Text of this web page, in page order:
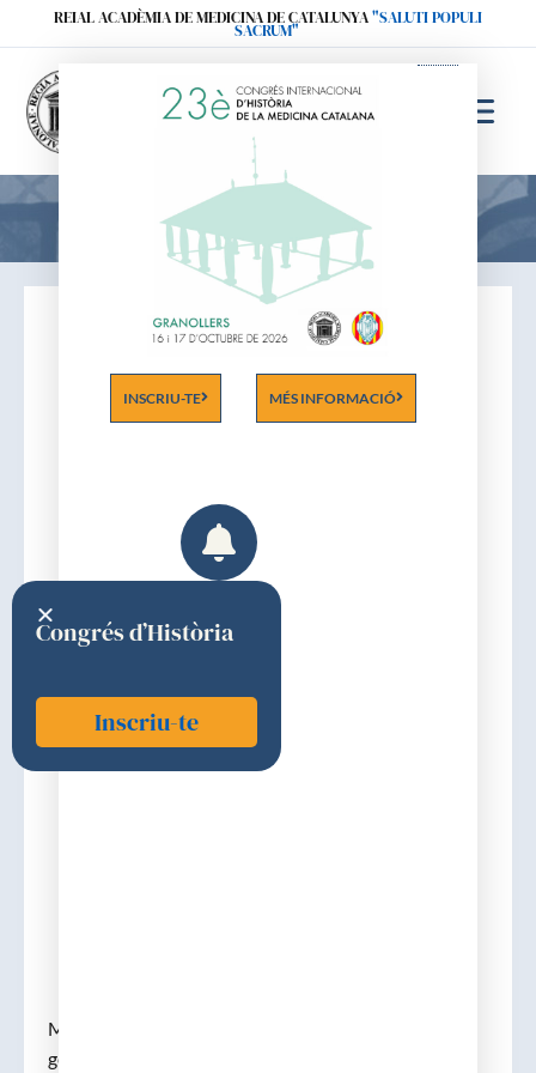
REIAL ACADÈMIA DE MEDICINA DE CATALUNYA"SALUTI POPULI
SACRUM"
Acadèmics
Michael J. Hogan es va dedicar primer a la cirurgia
general i el 1938 va començar el seu programa de
Congrés d’Història
Inscriu-te
INSCRIU-TE MÉS INFORMACIÓ